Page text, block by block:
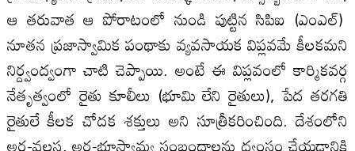
ఆ తరువాత ఆ పోరాటంలో నుండి పుట్టిన సి‌పి‌ఐ (ఎం‌ఎల్)
నూతన ప్రజాస్వామిక పంథాకు వ్యవసాయక విప్లవమే కీలకమని
నిర్ద్వంద్వంగా చాటి చెప్పాయి. అంటే ఈ విప్లవంలో కార్మికవర్గ
నేతృత్వంలో రైతు కూలీలు (భూమి లేని రైతులు), పేద తరగతి
రైతులే కీలక చోదక శక్తులు అని సూత్రీకరించింది. దేశంలోని